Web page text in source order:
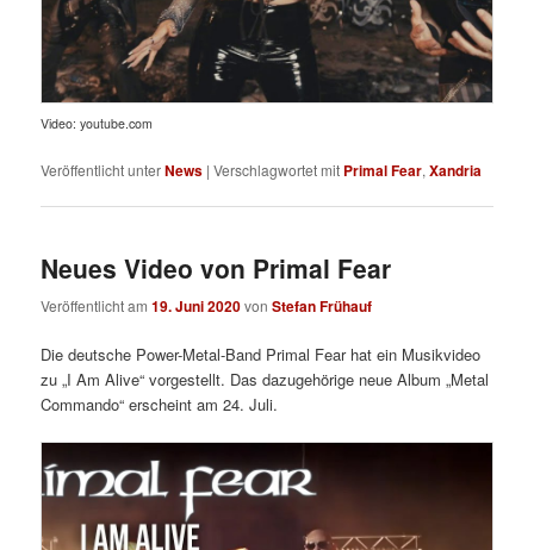
Video: youtube.com
Veröffentlicht unterNews |Verschlagwortet mit Primal Fear,Xandria
Neues Video von Primal Fear
Veröffentlicht am19. Juni 2020vonStefan Frühauf
Die deutsche Power-Metal-Band Primal Fear hat ein Musikvideo
zu „I Am Alive“ vorgestellt. Das dazugehörige neue Album „Metal
Commando“ erscheint am 24. Juli.